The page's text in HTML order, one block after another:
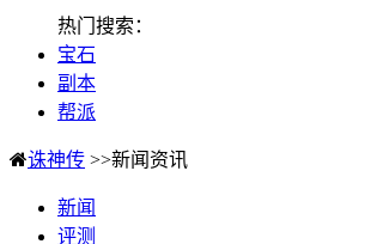
热门搜索：
宝石
副本
帮派
诛神传 >>新闻资讯
新闻
评测